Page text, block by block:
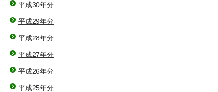
平成30年分
平成29年分
平成28年分
平成27年分
平成26年分
平成25年分